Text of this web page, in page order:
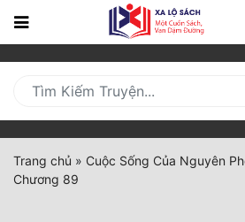
Trang
Mới
Cập
Nhật
(current)
Trang chủ » Cuộc Sống Của Nguyên
Chương 89